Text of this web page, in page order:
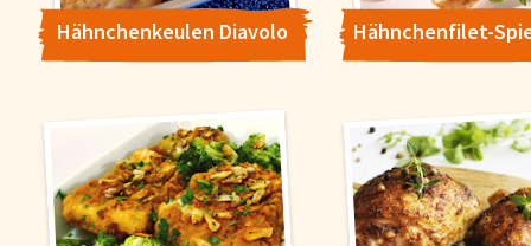
Hähnchenkeulen Diavolo